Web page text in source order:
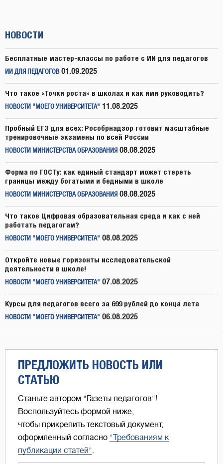
НОВОСТИ
Бесплатные мастер-классы по работе с ИИ для педагогов
ИИ ДЛЯ ПЕДАГОГОВ 01.09.2025
Что такое «Точки роста» в школах и как ими руководить?
НОВОСТИ "МОЕГО УНИВЕРСИТЕТА" 11.08.2025
Пробный ЕГЭ для всех: Рособрнадзор готовит масштабные
тренировочные экзамены по всей России
НОВОСТИ МИНИСТЕРСТВА ОБРАЗОВАНИЯ 08.08.2025
Форма по ГОСТу: как единый стандарт может стереть
границы между богатыми и бедными в школе
НОВОСТИ МИНИСТЕРСТВА ОБРАЗОВАНИЯ 08.08.2025
Что такое Цифровая образовательная среда и как с ней
работать педагогам?
НОВОСТИ "МОЕГО УНИВЕРСИТЕТА" 08.08.2025
Откройте новые горизонты исследовательской
деятельности в школе!
НОВОСТИ "МОЕГО УНИВЕРСИТЕТА" 07.08.2025
Курсы для педагогов всего за 699 рублей до конца лета
НОВОСТИ "МОЕГО УНИВЕРСИТЕТА" 06.08.2025
ПРЕДЛОЖИТЬ НОВОСТЬ ИЛИ
СТАТЬЮ
Станьте автором "Газеты педагогов"!
Воспользуйтесь формой ниже,
чтобы прикрепить текстовый документ,
оформленный согласно "Требованиям к
публикации статей".